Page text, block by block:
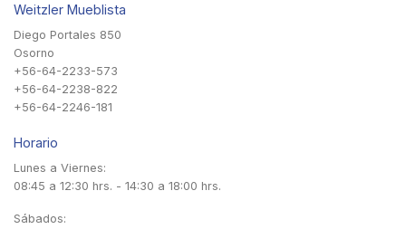
Weitzler Mueblista
Diego Portales 850
Osorno
+56-64-2233-573
+56-64-2238-822
+56-64-2246-181
Horario
Lunes a Viernes:
08:45 a 12:30 hrs. - 14:30 a 18:00 hrs.
Sábados: